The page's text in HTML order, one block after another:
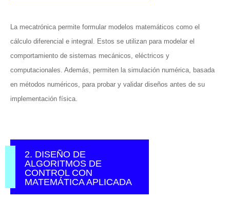
La mecatrónica permite formular modelos matemáticos como el
cálculo diferencial e integral. Estos se utilizan para modelar el
comportamiento de sistemas mecánicos, eléctricos y
computacionales. Además, permiten la simulación numérica, basada
en métodos numéricos, para probar y validar diseños antes de su
implementación física.
2. DISEÑO DE
ALGORITMOS DE
CONTROL CON
MATEMÁTICA APLICADA